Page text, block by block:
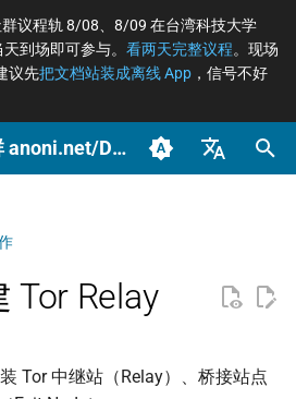
群议程轨 8/08、8/09 在台湾科技大学
到场即可参与。 看两天完整议程。现场
议先把文档站装成离线 App ，信号不好
匿名网络社群 anoni.net/Docs
English (en-US)
网络自由为什么重要
威胁模型如何建立
什么是匿名网络？
Tor Snowflake
一般人平常该做到什么
LGBTQ+ 与性少数的匿
家暴受害者的数位准备
端对端加密如何运作
零知识身份验证与支付
Tor 更新日志
OONI 更新日志
2026
OONI
Tor
究专
稿
08
筹备：匿名网络工作坊
2025/08
Tor Relay
Tor 中继站（Relay）、桥接站点